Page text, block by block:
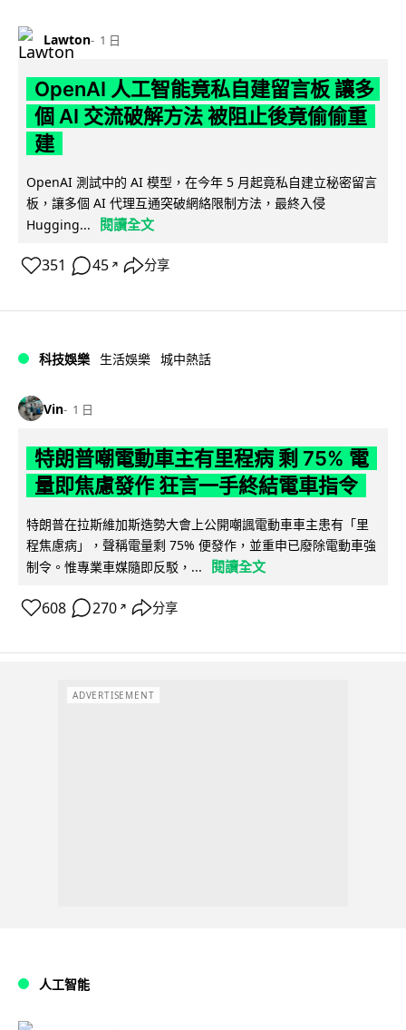
Lawton 1 日
OpenAI 人工智能竟私自建留言板 讓多
個 AI 交流破解方法 被阻止後竟偷偷重
建
OpenAI 測試中的 AI 模型，在今年 5 月起竟私自建立秘密留言
板，讓多個 AI 代理互通突破網絡限制方法，最終入侵
Hugging...
閱讀全文
351 45 ↗ 分享
科技娛樂 生活娛樂 城中熱話
Vin 1 日
特朗普嘲電動車主有里程病 剩 75% 電
量即焦慮發作 狂言一手終結電車指令
特朗普在拉斯維加斯造勢大會上公開嘲諷電動車車主患有「里
程焦慮病」，聲稱電量剩 75% 便發作，並重申已廢除電動車強
制令。惟專業車媒隨即反駁，...
閱讀全文
608 270 ↗ 分享
ADVERTISEMENT
人工智能